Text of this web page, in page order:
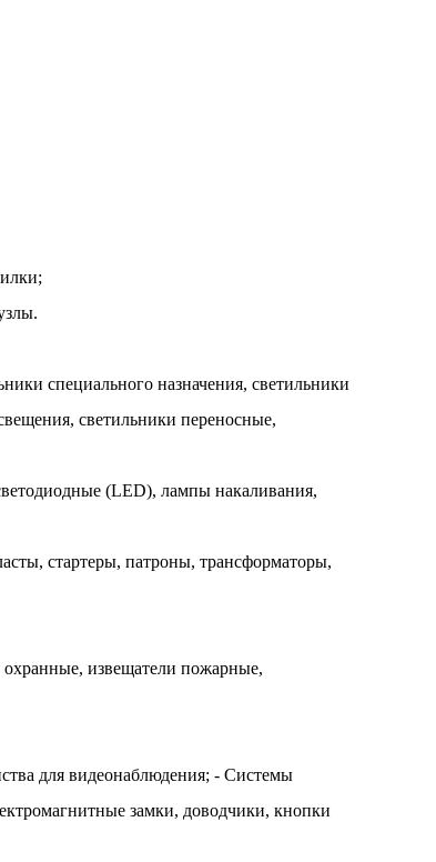
специального назначения, светильники
светильники переносные,
(LED), лампы накаливания,
стартеры, патроны, трансформаторы,
извещатели пожарные,
для видеонаблюдения; - Системы
замки, доводчики, кнопки